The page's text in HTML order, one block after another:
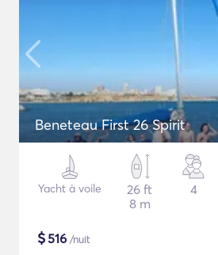
Beneteau First 26 Spirit
Yacht à voile
26 ft
8 m
4
$516 /nuit